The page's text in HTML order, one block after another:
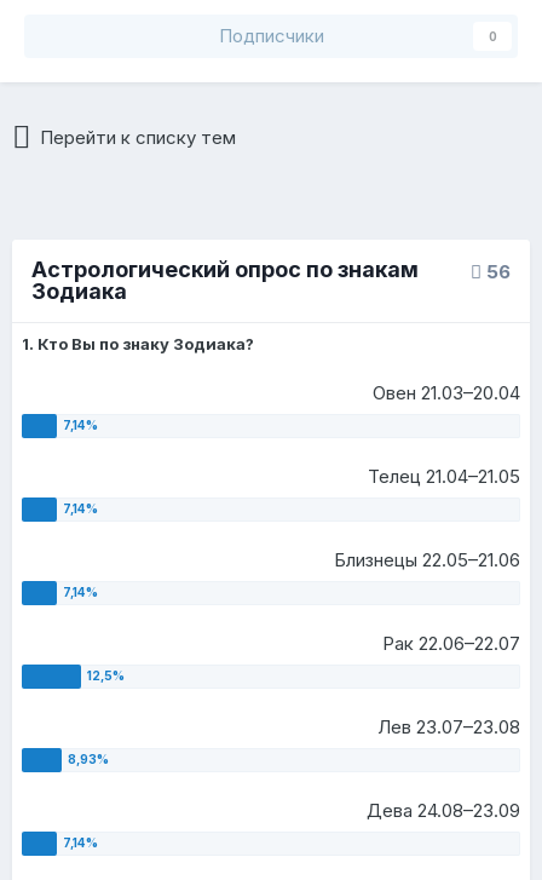
Подписчики 0
Перейти к списку тем
56
Астрологический опрос по знакам
Зодиака
1. Кто Вы по знаку Зодиака?
Овен 21.03–20.04
Телец 21.04–21.05
Близнецы 22.05–21.06
Рак 22.06–22.07
Лев 23.07–23.08
Дева 24.08–23.09